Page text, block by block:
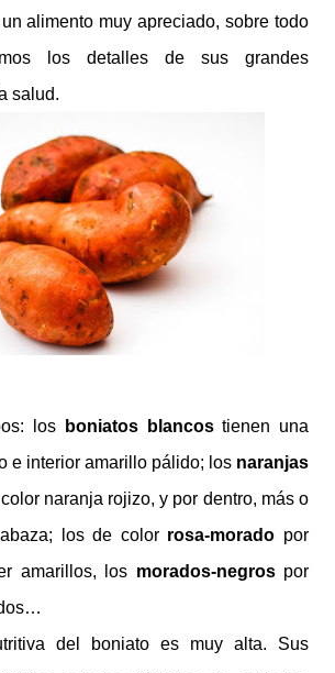
alimento muy apreciado, sobre todo
los detalles de sus grandes
salud.
los boniatos blancostienen una
e interior amarillo pálido; los naranjas
naranja rojizo, y por dentro, más o
los de color rosa-morado por
amarillos, los morados-negrospor
del boniato es muy alta. Sus